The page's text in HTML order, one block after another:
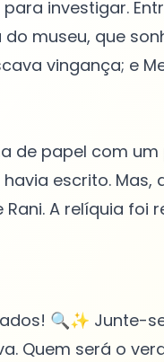
investigar.
museu, que
vingança; e
de papel com
escrito.
A relíquia foi
🔍✨ Junte-
Quem será o